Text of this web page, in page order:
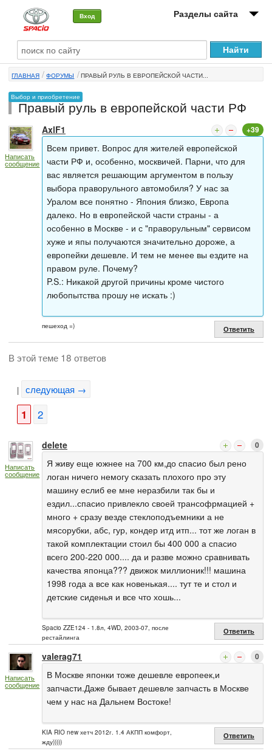
Вход Разделы сайта
О машине
Автоклуб
Форумы
Сервисы и услуги
Новости
ГЛАВНАЯ ФОРУМЫ ПРАВЫЙ РУЛЬ В ЕВРОПЕЙСКОЙ ЧАСТИ...
Выбор и приобретение
Правый руль в европейской части РФ
Написать
сообщение
AxlF1 +39
Всем привет. Вопрос для жителей европейской
части РФ и, особенно, москвичей. Парни, что для
вас является решающим аргументом в пользу
выбора праворульного автомобиля? У нас за
Уралом все понятно - Япония близко, Европа
далеко. Но в европейской части страны - а
особенно в Москве - и с "праворульным" сервисом
хуже и япы получаются значительно дороже, а
европейки дешевле. И тем не менее вы ездите на
правом руле. Почему?
P.S.: Никакой другой причины кроме чистого
любопытства прошу не искать :)
пешеход =) Ответить
В этой теме 18 ответов
| следующая →
1 2
Написать
сообщение
delete 0
Я живу еще южнее на 700 км,до спасио был рено
логан ничего немогу сказать плохого про эту
машину еслиб ее мне неразбили так бы и
ездил...спасио привлекло своей трансофрмацией +
много + сразу везде стеклоподъемники а не
мясорубки, абс, гур, кондер итд итп... тот же логан в
такой комплектации стоил бы 400 000 а спасио
всего 200-220 000.... да и разве можно сравнивать
качества японца??? движок миллионик!!! машина
1998 года а все как новенькая.... тут те и стол и
детские сиденья и все что хошь...
Spacio ZZE124 - 1.8л, 4WD, 2003-07, после
рестайлинга
Ответить
Написать
сообщение
valerag71 0
В Москве японки тоже дешевле европеек,и
запчасти.Даже бывает дешевле запчасть в Москве
чем у нас на Дальнем Востоке!
KIA RIO new хетч 2012г. 1.4 АКПП комфорт,
жду)))))
Ответить